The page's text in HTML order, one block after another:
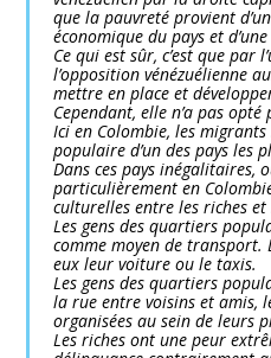
que la pauvreté provient
économique du pays et
Ce qui est sûr, c’est que
l’opposition vénézuélienne
mettre en place et
Cependant, elle n’a pas opté
Ici en Colombie, les
populaire d’un des pays les
Dans ces pays inégalitaires,
particulièrement en
culturelles entre les riches et
Les gens des quartiers
comme moyen de transport.
eux leur voiture ou le taxis.
Les gens des quartiers
la rue entre voisins et amis,
organisées au sein de leurs
Les riches ont une peur